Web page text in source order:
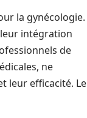
la gynécologie.
intégration
de
ne
leur efficacité. Le